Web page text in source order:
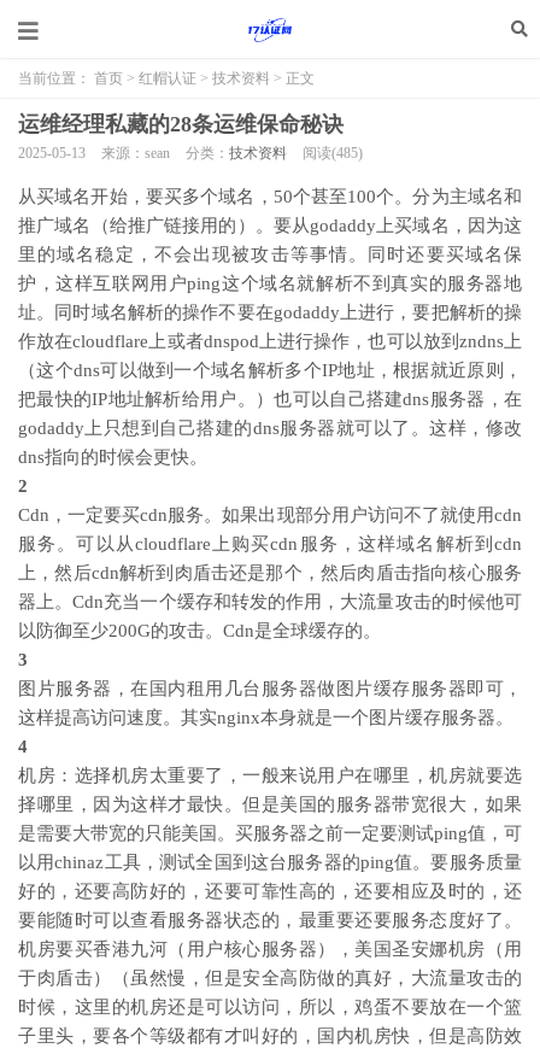
当前位置： 首页 > 红帽认证 > 技术资料 > 正文
运维经理私藏的28条运维保命秘诀
2025-05-13 来源：sean 分类： 技术资料 阅读(485)
从买域名开始，要买多个域名，50个甚至100个。分为主域名和
推广域名（给推广链接用的）。要从godaddy上买域名，因为这
里的域名稳定，不会出现被攻击等事情。同时还要买域名保
护，这样互联网用户ping这个域名就解析不到真实的服务器地
址。同时域名解析的操作不要在godaddy上进行，要把解析的操
作放在cloudflare上或者dnspod上进行操作，也可以放到zndns上
（这个dns可以做到一个域名解析多个IP地址，根据就近原则，
把最快的IP地址解析给用户。）也可以自己搭建dns服务器，在
godaddy上只想到自己搭建的dns服务器就可以了。这样，修改
dns指向的时候会更快。
2
Cdn，一定要买cdn服务。如果出现部分用户访问不了就使用cdn
服务。可以从cloudflare上购买cdn服务，这样域名解析到cdn
上，然后cdn解析到肉盾击还是那个，然后肉盾击指向核心服务
器上。Cdn充当一个缓存和转发的作用，大流量攻击的时候他可
以防御至少200G的攻击。Cdn是全球缓存的。
3
图片服务器，在国内租用几台服务器做图片缓存服务器即可，
这样提高访问速度。其实nginx本身就是一个图片缓存服务器。
4
机房：选择机房太重要了，一般来说用户在哪里，机房就要选
择哪里，因为这样才最快。但是美国的服务器带宽很大，如果
是需要大带宽的只能美国。买服务器之前一定要测试ping值，可
以用chinaz工具，测试全国到这台服务器的ping值。要服务质量
好的，还要高防好的，还要可靠性高的，还要相应及时的，还
要能随时可以查看服务器状态的，最重要还要服务态度好了。
机房要买香港九河（用户核心服务器），美国圣安娜机房（用
于肉盾击）（虽然慢，但是安全高防做的真好，大流量攻击的
时候，这里的机房还是可以访问，所以，鸡蛋不要放在一个篮
子里头，要各个等级都有才叫好的，国内机房快，但是高防效